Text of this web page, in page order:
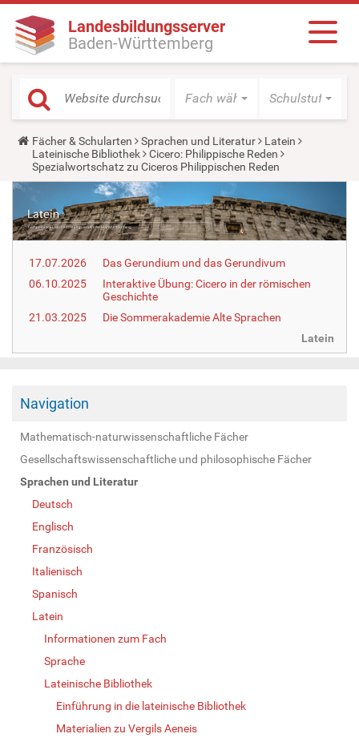
Landesbildungsserver
Baden-Württemberg
Fach wählen Schulstufe
Y
o
u
a
h
e
r
:
Fächer & Schularten Sprachen und Literatur
Latein
Lateinische Bibliothek
Cicero: Philippische Reden
Spezialwortschatz zu Ciceros Philippischen Reden
17.07.2026
Das Gerundium und das Gerundivum
06.10.2025
Interaktive Übung: Cicero in der römischen
Geschichte
21.03.2025
Die Sommerakademie Alte Sprachen
Latein
Navigation
Mathematisch-naturwissenschaftliche Fächer
Gesellschaftswissenschaftliche und philosophische Fächer
Sprachen und Literatur
Deutsch
Englisch
Französisch
Italienisch
Spanisch
Latein
Informationen zum Fach
Sprache
Lateinische Bibliothek
Einführung in die lateinische Bibliothek
Materialien zu Vergils Aeneis